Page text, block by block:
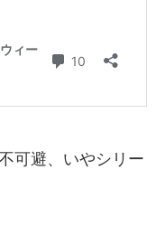
可避、いやシリー